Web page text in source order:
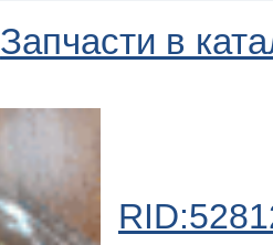
Запчасти в